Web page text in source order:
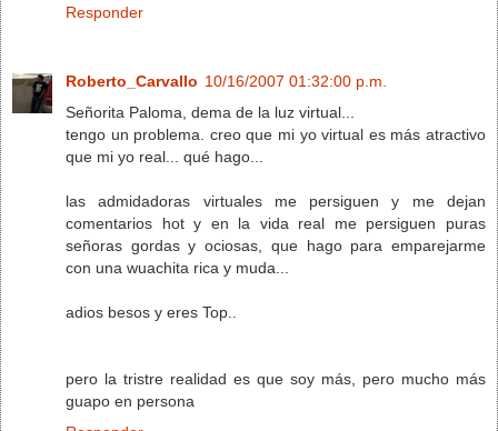
Responder
Roberto_Carvallo 10/16/2007 01:32:00 p.m.
Señorita Paloma, dema de la luz virtual...
tengo un problema. creo que mi yo virtual es más atractivo
que mi yo real... qué hago...
las admidadoras virtuales me persiguen y me dejan
comentarios hot y en la vida real me persiguen puras
señoras gordas y ociosas, que hago para emparejarme
con una wuachita rica y muda...
adios besos y eres Top..
pero la tristre realidad es que soy más, pero mucho más
guapo en persona